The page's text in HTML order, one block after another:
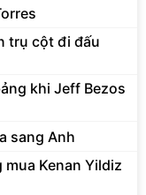
trụ cột đi đấu
khi Jeff Bezos
sang Anh
Kenan Yildiz